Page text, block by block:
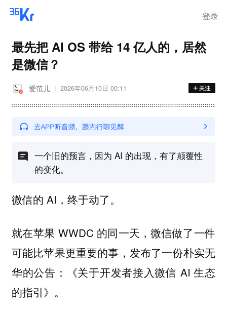
登录
最先把 AI OS 带给 14 亿人的，居然
是微信？
爱范儿 2026年06月10日 00:11
一个旧的预言，因为 AI 的出现，有了颠覆性
的变化。
微信的 AI，终于动了。
就在苹果 WWDC 的同一天，微信做了一件
可能比苹果更重要的事，发布了一份朴实无
华的公告：《关于开发者接入微信 AI 生态
的指引》。